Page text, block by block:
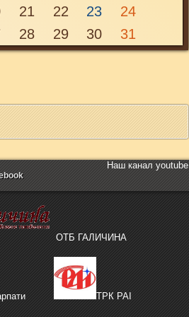
21 22 23
24
28 29 30 31
Наш канал youtube
ОТБ ГАЛИЧИНА
ТРК РАІ